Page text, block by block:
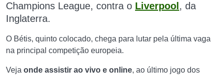
Champions League, contra o Liverpool , da
Inglaterra.
O Bétis, quinto colocado, chega para lutar pela última vaga
na principal competição europeia.
Veja onde assistir ao vivo e online, ao último jogo dos